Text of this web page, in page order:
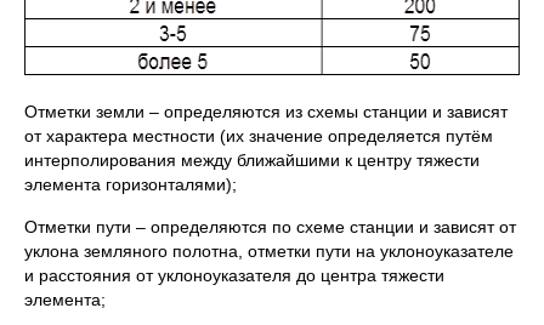
Отметки земли – определяются из схемы станции и зависят
от характера местности (их значение определяется путём
интерполирования между ближайшими к центру тяжести
элемента горизонталями);
Отметки пути – определяются по схеме станции и зависят от
уклона земляного полотна, отметки пути на уклоноуказателе
и расстояния от уклоноуказателя до центра тяжести
элемента;